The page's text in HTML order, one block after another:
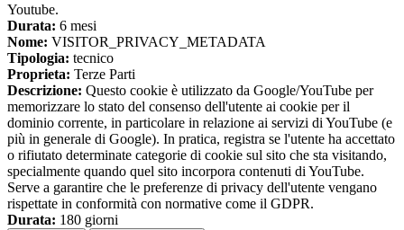
Youtube.
Durata: 6 mesi
Nome: VISITOR_PRIVACY_METADATA
Tipologia: tecnico
Proprieta: Terze Parti
Descrizione: Questo cookie è utilizzato da Google/YouTube per
memorizzare lo stato del consenso dell'utente ai cookie per il
dominio corrente, in particolare in relazione ai servizi di YouTube (e
più in generale di Google). In pratica, registra se l'utente ha accettato
o rifiutato determinate categorie di cookie sul sito che sta visitando,
specialmente quando quel sito incorpora contenuti di YouTube.
Serve a garantire che le preferenze di privacy dell'utente vengano
rispettate in conformità con normative come il GDPR.
Durata: 180 giorni